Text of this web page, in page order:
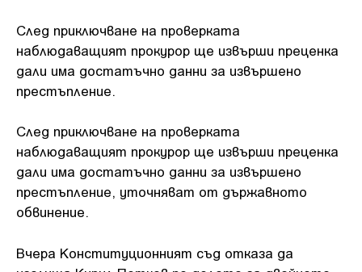
След приключване на проверката
наблюдаващият прокурор ще извърши преценка
дали има достатъчно данни за извършено
престъпление.
След приключване на проверката
наблюдаващият прокурор ще извърши преценка
дали има достатъчно данни за извършено
престъпление, уточняват от държавното
обвинение.
Вчера Конституционният съд отказа да